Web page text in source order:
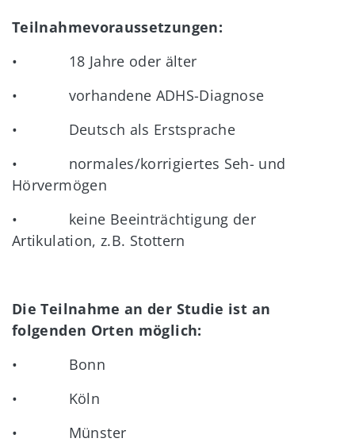
Teilnahmevoraussetzungen:
•
18 Jahre oder älter
•
vorhandene ADHS-Diagnose
•
Deutsch als Erstsprache
•
normales/korrigiertes Seh- und
Hörvermögen
•
keine Beeinträchtigung der
Artikulation, z.B. Stottern
Die Teilnahme an der Studie ist an
folgenden Orten möglich:
•
Bonn
•
Köln
•
Münster